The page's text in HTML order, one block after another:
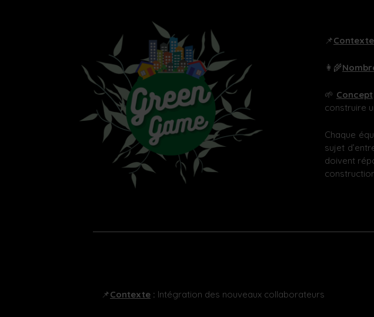
📌Contexte
👩‍🌾
🌱 Concept
construire
Chaque
sujet
doivent
📌Contexte : Intégration des nouveaux collaborateurs